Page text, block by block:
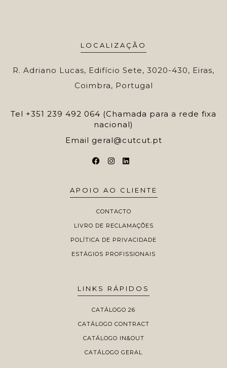
LOCALIZAÇÃO
R. Adriano Lucas, Edifício Sete, 3020-430, Eiras,
Coimbra, Portugal
Tel +351 239 492 064 (Chamada para a rede fixa
nacional)
Email geral@cutcut.pt
APOIO AO CLIENTE
CONTACTO
LIVRO DE RECLAMAÇÕES
POLÍTICA DE PRIVACIDADE
ESTÁGIOS PROFISSIONAIS
LINKS RÁPIDOS
CATÁLOGO 26
CATÁLOGO CONTRACT
CATÁLOGO IN&OUT
CATÁLOGO GERAL